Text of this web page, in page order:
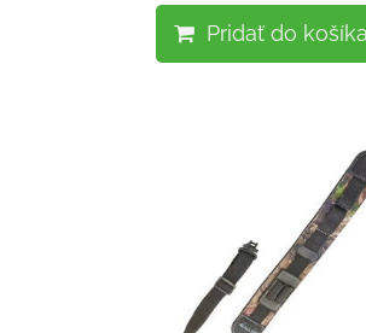
Pridať do košíka